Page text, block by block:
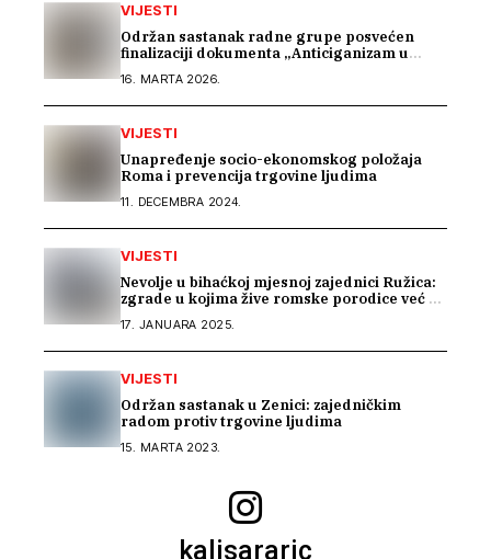
VIJESTI
Održan sastanak radne grupe posvećen
finalizaciji dokumenta „Anticiganizam u
16. MARTA 2026.
VIJESTI
Unapređenje socio-ekonomskog položaja
Roma i prevencija trgovine ljudima
11. DECEMBRA 2024.
VIJESTI
Nevolje u bihaćkoj mjesnoj zajednici Ružica:
zgrade u kojima žive romske porodice već 15
17. JANUARA 2025.
VIJESTI
Održan sastanak u Zenici: zajedničkim
radom protiv trgovine ljudima
15. MARTA 2023.
kalisararic